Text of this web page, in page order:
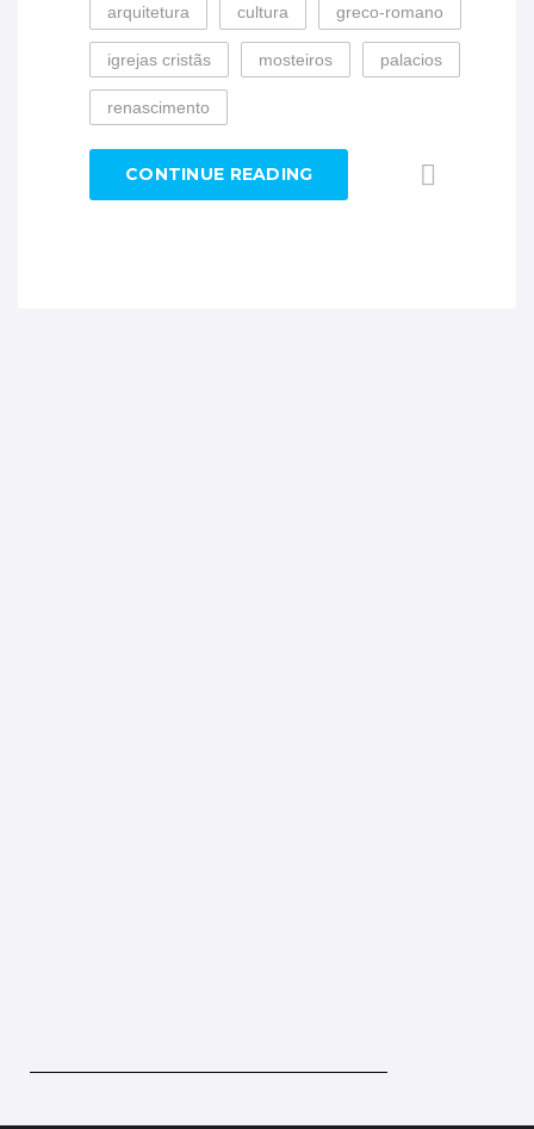
arquitetura cultura greco-romano
igrejas cristãs mosteiros palacios
renascimento
CONTINUE READING